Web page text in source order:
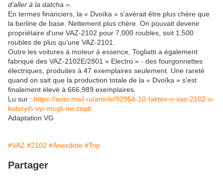
d’aller à la datcha »
En termes financiers, la « Dvoïka » s'avérait être plus chère que
la berline de base. Nettement plus chère. On pouvait devenir
propriétaire d'une VAZ-2102 pour 7,000 roubles, soit 1,500
roubles de plus qu’une VAZ-2101.
Outre les voitures à moteur à essence, Togliatti a également
fabriqué des VAZ-2102E/2801 « Electro » - des fourgonnettes
électriques, produites à 47 exemplaires seulement. Une rareté
quand on sait que la production totale de la « Dvoïka » s'est
finalement élevé à 666,989 exemplaires.
Lu sur : https://auto.mail.ru/article/92954-10-faktov-o-vaz-2102-o-
kotoryih-vyi-mogli-ne-znat/
Adaptation VG
#VAZ #2102 #Anecdote #Top
Partager